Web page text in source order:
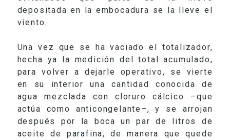
depositada en la embocadura se la lleve el
viento.
Una vez que se ha vaciado el totalizador,
hecha ya la medición del total acumulado,
para volver a dejarle operativo, se vierte
en su interior una cantidad conocida de
agua mezclada con cloruro cálcico –que
actúa como anticongelante–, y se arrojan
después por la boca un par de litros de
aceite de parafina, de manera que quede